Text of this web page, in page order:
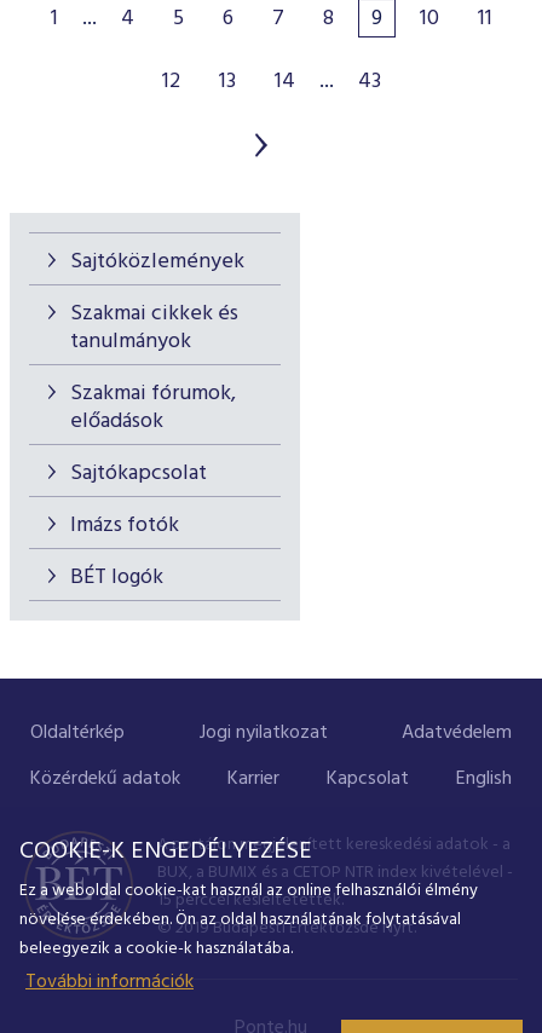
Sajtóközlemények
Szakmai cikkek és
tanulmányok
Szakmai fórumok,
előadások
Sajtókapcsolat
Imázs fotók
BÉT logók
1 ... 4 5 6 7 8 9 10
11
12
13 14 ... 43
Oldaltérkép Jogi nyilatkozat
Adatvédelem
Közérdekű adatok
Karrier Kapcsolat English
A portálon megjelenített kereskedési adatok - a
BUX, a BUMIX és a CETOP NTR index kivételével -
15 perccel késleltetettek.
© 2019 Budapesti Értéktőzsde Nyrt.
COOKIE-K ENGEDÉLYEZÉSE
Ez a weboldal cookie-kat használ az online felhasználói élmény
növelése érdekében. Ön az oldal használatának folytatásával
beleegyezik a cookie-k használatába.
További információk